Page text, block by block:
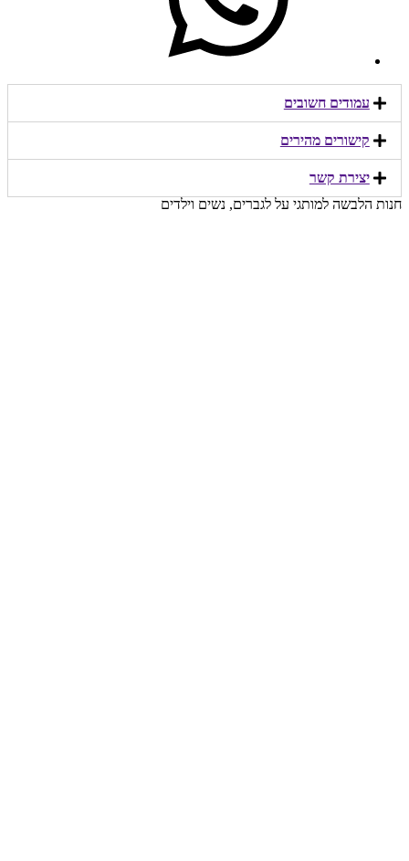
עמודים חשובים
קישורים מהירים​
יצירת קשר​
חנות הלבשה למותגי על לגברים, נשים וילדים